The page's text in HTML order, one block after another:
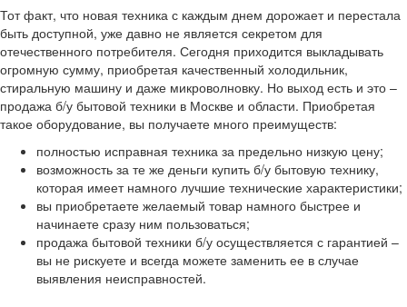
Тот факт, что новая техника с каждым днем дорожает и перестала
быть доступной, уже давно не является секретом для
отечественного потребителя. Сегодня приходится выкладывать
огромную сумму, приобретая качественный холодильник,
стиральную машину и даже микроволновку. Но выход есть и это –
продажа б/у бытовой техники в Москве и области. Приобретая
такое оборудование, вы получаете много преимуществ:
полностью исправная техника за предельно низкую цену;
возможность за те же деньги купить б/у бытовую технику,
которая имеет намного лучшие технические характеристики;
вы приобретаете желаемый товар намного быстрее и
начинаете сразу ним пользоваться;
продажа бытовой техники б/у осуществляется с гарантией –
вы не рискуете и всегда можете заменить ее в случае
выявления неисправностей.